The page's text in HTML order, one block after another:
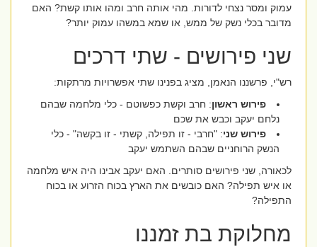
עמוק ומסר נצחי לדורות. מהי אותה חרב ומהו אותו קשת? האם
מדובר בכלי נשק של ממש, או שמא במשהו עמוק יותר?
שני פירושים - שתי דרכים
רש"י, פרשננו הנאמן, מציג בפנינו שתי אפשרויות מרתקות:
פירוש ראשון: חרב וקשת כפשוטם - כלי מלחמה שבהם
נלחם יעקב וכבש את שכם
פירוש שני: "חרבי - זו תפילה, קשתי - זו בקשה" - כלי
הנשק הרוחניים שבהם השתמש יעקב
לכאורה, שני פירושים סותרים. האם יעקב אבינו היה איש מלחמה
או איש תפילה? האם כובשים את הארץ בכוח הזרוע או בכוח
התפילה?
מחלוקת בת זמננו